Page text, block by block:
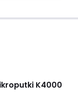
K4000